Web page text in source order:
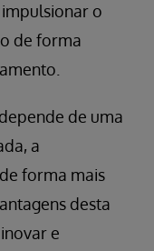
o
de forma
de uma
a
forma mais
desta
e